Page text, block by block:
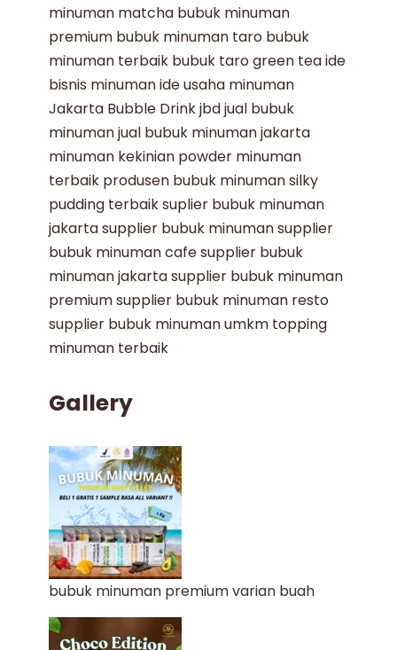
minuman matcha bubuk minuman
premium bubuk minuman taro bubuk
minuman terbaik bubuk tarogreen teaide
bisnis minumanide usaha minuman
Jakarta Bubble Drinkjbdjual bubuk
minumanjual bubuk minuman jakarta
minuman kekinian powder minuman
terbaik produsen bubuk minumansilky
pudding terbaiksuplier bubuk minuman
jakartasupplier bubuk minumansupplier
bubuk minuman cafesupplier bubuk
minuman jakartasupplier bubuk minuman
premiumsupplier bubuk minuman resto
supplier bubuk minuman umkm topping
minuman terbaik
Gallery
bubuk minuman premium varian buah